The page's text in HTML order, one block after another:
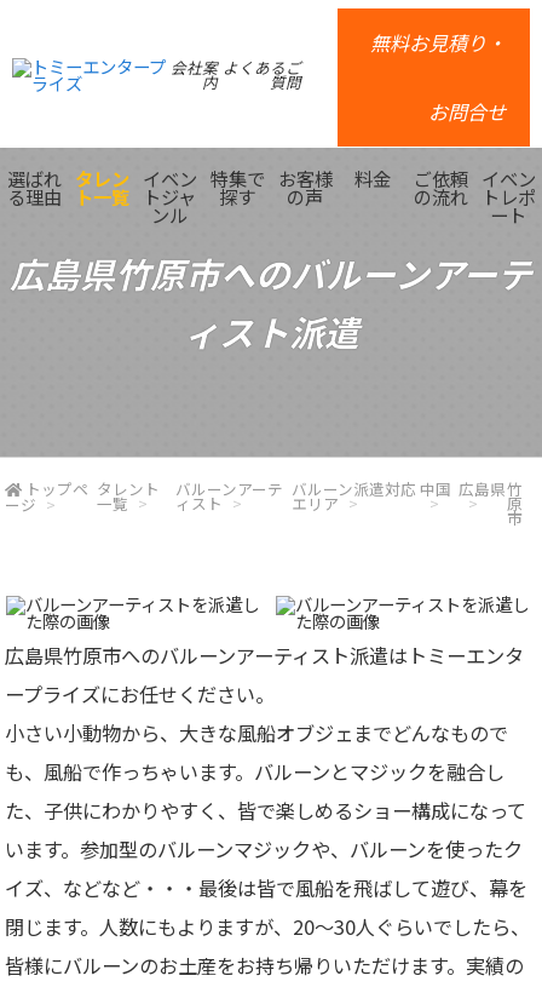
会社案
内
よくあるご
質問
無料お見積り・
お問合せ
選ばれ
る理由
タレン
ト一覧
イベン
トジャ
ンル
特集で
探す
お客様
の声
料金 ご依頼
の流れ
イベン
トレポ
ート
広島県竹原市へのバルーンアーテ
ィスト派遣
トップペ
ージ
タレント
一覧
バルーンアーテ
ィスト
バルーン派遣対応
エリア
中国 広島県竹
原
市
広島県竹原市へのバルーンアーティスト派遣はトミーエンタ
ープライズにお任せください。
小さい小動物から、大きな風船オブジェまでどんなもので
も、風船で作っちゃいます。バルーンとマジックを融合し
た、子供にわかりやすく、皆で楽しめるショー構成になって
います。参加型のバルーンマジックや、バルーンを使ったク
イズ、などなど・・・最後は皆で風船を飛ばして遊び、幕を
閉じます。人数にもよりますが、20～30人ぐらいでしたら、
皆様にバルーンのお土産をお持ち帰りいただけます。 実績の